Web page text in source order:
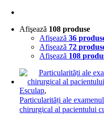
Afişează 108 produse
Afişează36
Afişează 72
Afişează 108
Esculap,
Particularități ale
chirurgical al pacientului